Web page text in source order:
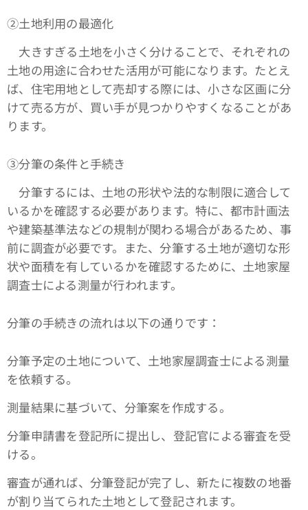
➁土地利用の最適化
大きすぎる土地を小さく分けることで、それぞれの
土地の用途に合わせた活用が可能になります。たとえ
ば、住宅用地として売却する際には、小さな区画に分
けて売る方が、買い手が見つかりやすくなることがあ
ります。
③分筆の条件と手続き
分筆するには、土地の形状や法的な制限に適合して
いるかを確認する必要があります。特に、都市計画法
や建築基準法などの規制が関わる場合があるため、事
前に調査が必要です。また、分筆する土地が適切な形
状や面積を有しているかを確認するために、土地家屋
調査士による測量が行われます。
分筆の手続きの流れは以下の通りです：
分筆予定の土地について、土地家屋調査士による測量
を依頼する。
測量結果に基づいて、分筆案を作成する。
分筆申請書を登記所に提出し、登記官による審査を受
ける。
審査が通れば、分筆登記が完了し、新たに複数の地番
が割り当てられた土地として登記されます。